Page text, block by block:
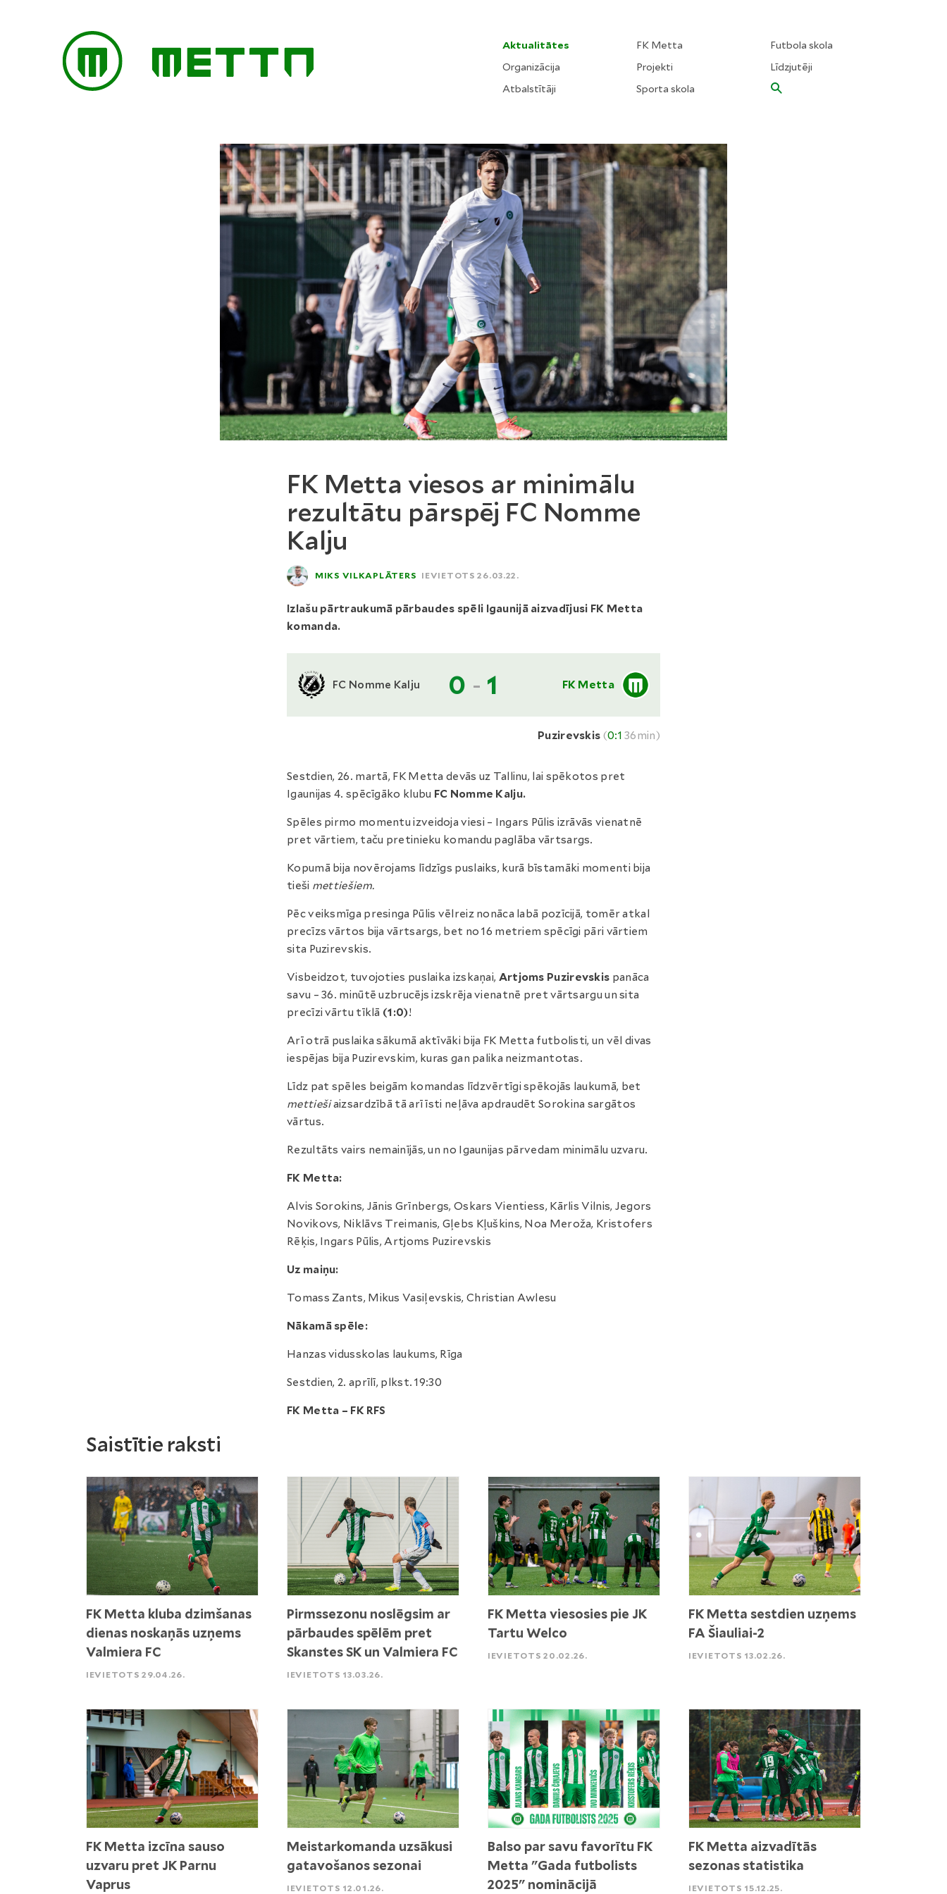
Aktualitātes
Organizācija
Atbalstītāji
FK Metta
Projekti
Sporta skola
Futbola skola
Līdzjutēji
FK Metta viesos ar minimālu
rezultātu pārspēj FC Nomme
Kalju
MIKS VILKAPLĀTERS IEVIETOTS 26.03.22.
Izlašu pārtraukumā pārbaudes spēli Igaunijā aizvadījusi FK Metta
komanda.
FC Nomme Kalju 0 - 1 FK Metta
Puzirevskis (0:1 36min)
Sestdien, 26. martā, FK Metta devās uz Tallinu, lai spēkotos pret
Igaunijas 4. spēcīgāko klubu FC Nomme Kalju.
Spēles pirmo momentu izveidoja viesi – Ingars Pūlis izrāvās vienatnē
pret vārtiem, taču pretinieku komandu paglāba vārtsargs.
Kopumā bija novērojams līdzīgs puslaiks, kurā bīstamāki momenti bija
tieši mettiešiem.
Pēc veiksmīga presinga Pūlis vēlreiz nonāca labā pozīcijā, tomēr atkal
precīzs vārtos bija vārtsargs, bet no 16 metriem spēcīgi pāri vārtiem
sita Puzirevskis.
Visbeidzot, tuvojoties puslaika izskaņai, Artjoms Puzirevskis panāca
savu – 36. minūtē uzbrucējs izskrēja vienatnē pret vārtsargu un sita
precīzi vārtu tīklā (1:0)!
Arī otrā puslaika sākumā aktīvāki bija FK Metta futbolisti, un vēl divas
iespējas bija Puzirevskim, kuras gan palika neizmantotas.
Līdz pat spēles beigām komandas līdzvērtīgi spēkojās laukumā, bet
mettiešiaizsardzībā tā arī īsti neļāva apdraudēt Sorokina sargātos
vārtus.
Rezultāts vairs nemainījās, un no Igaunijas pārvedam minimālu uzvaru.
FK Metta:
Alvis Sorokins, Jānis Grīnbergs, Oskars Vientiess, Kārlis Vilnis, Jegors
Novikovs, Niklāvs Treimanis, Gļebs Kļuškins, Noa Meroža, Kristofers
Rēķis, Ingars Pūlis, Artjoms Puzirevskis
Uz maiņu:
Tomass Zants, Mikus Vasiļevskis, Christian Awlesu
Nākamā spēle:
Hanzas vidusskolas laukums, Rīga
Sestdien, 2. aprīlī, plkst. 19:30
FK Metta – FK RFS
Saistītie raksti
FK Metta kluba dzimšanas
dienas noskaņās uzņems
Valmiera FC
IEVIETOTS 29.04.26.
Pirmssezonu noslēgsim ar
pārbaudes spēlēm pret
Skanstes SK un Valmiera FC
IEVIETOTS 13.03.26.
FK Metta viesosies pie JK
Tartu Welco
IEVIETOTS 20.02.26.
FK Metta sestdien uzņems
FA Šiauliai-2
IEVIETOTS 13.02.26.
FK Metta izcīna sauso
uzvaru pret JK Parnu
Vaprus
Meistarkomanda uzsākusi
gatavošanos sezonai
IEVIETOTS 12.01.26.
Balso par savu favorītu FK
Metta "Gada futbolists
2025" nominācijā
FK Metta aizvadītās
sezonas statistika
IEVIETOTS 15.12.25.